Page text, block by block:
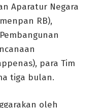
Aparatur Negara
RB),
para Tim
tiga bulan.
oleh